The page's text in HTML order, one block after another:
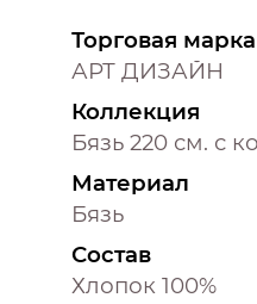
Торговая марка
АРТ ДИЗАЙН
Коллекция
Бязь 220 см. с
Материал
Бязь
Состав
Хлопок 100%